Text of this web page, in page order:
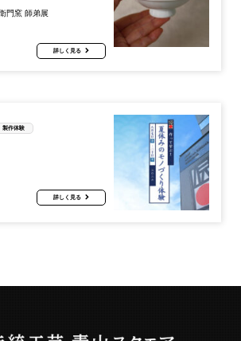
門窯 師弟展
詳しく見る
製作体験
詳しく見る